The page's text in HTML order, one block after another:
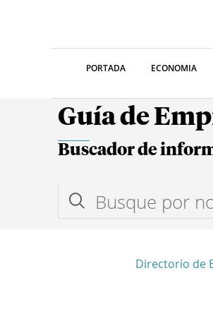
PORTADA ECONOMIA
Guía de
Buscador de
Directorio de